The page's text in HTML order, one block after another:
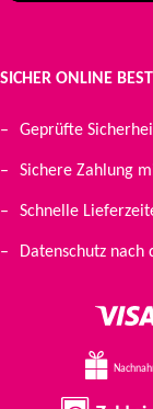
SICHER ONLINE
Geprüfte
Sichere Zahlung
Schnelle
Datenschutz nach